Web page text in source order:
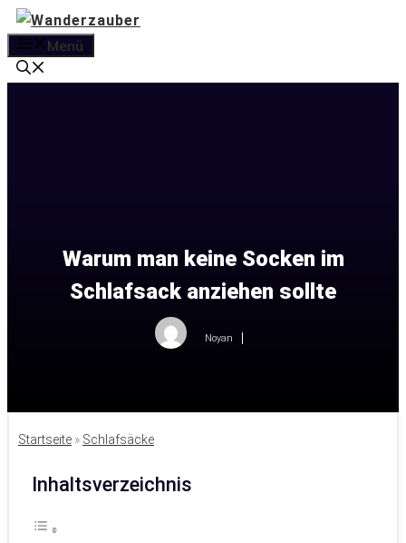
Zum
Inhalt
springen
Menü
Warum man keine Socken im
Schlafsack anziehen sollte
Noyan
Startseite » Schlafsäcke
Inhaltsverzeichnis